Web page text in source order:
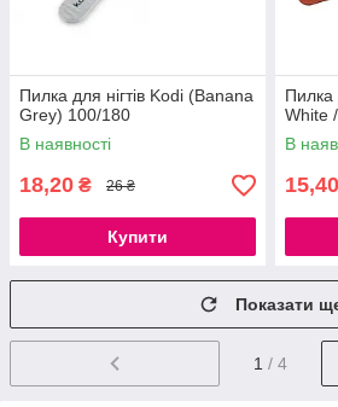
Пилка для нігтів Kodi (Banana
Grey) 100/180
В наявності
18,20 ₴ 26 ₴
Купити
Пилка
White
В
15,40
Показати
1 / 4